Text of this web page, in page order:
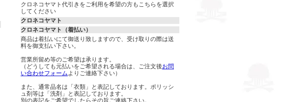
クロネコヤマト代引きをご利用を希望の方もこちらを選択
してください
クロネコヤマト
クロネコヤマト（着払い）
商品は着払いにて御送り致しますので、受け取りの際は送
料を御支払い下さい。
営業所留め等のご希望は承ります。
（どうしても元払いをご希望される場合は、ご注文後お問
い合わせフォームよりご連絡下さい）
また、通常品名は「衣類」と表記しております。ポリッシ
ュ剤等は「洗剤」と表記しております。
別の表記をご希望でしたらその旨ご連絡下さい。